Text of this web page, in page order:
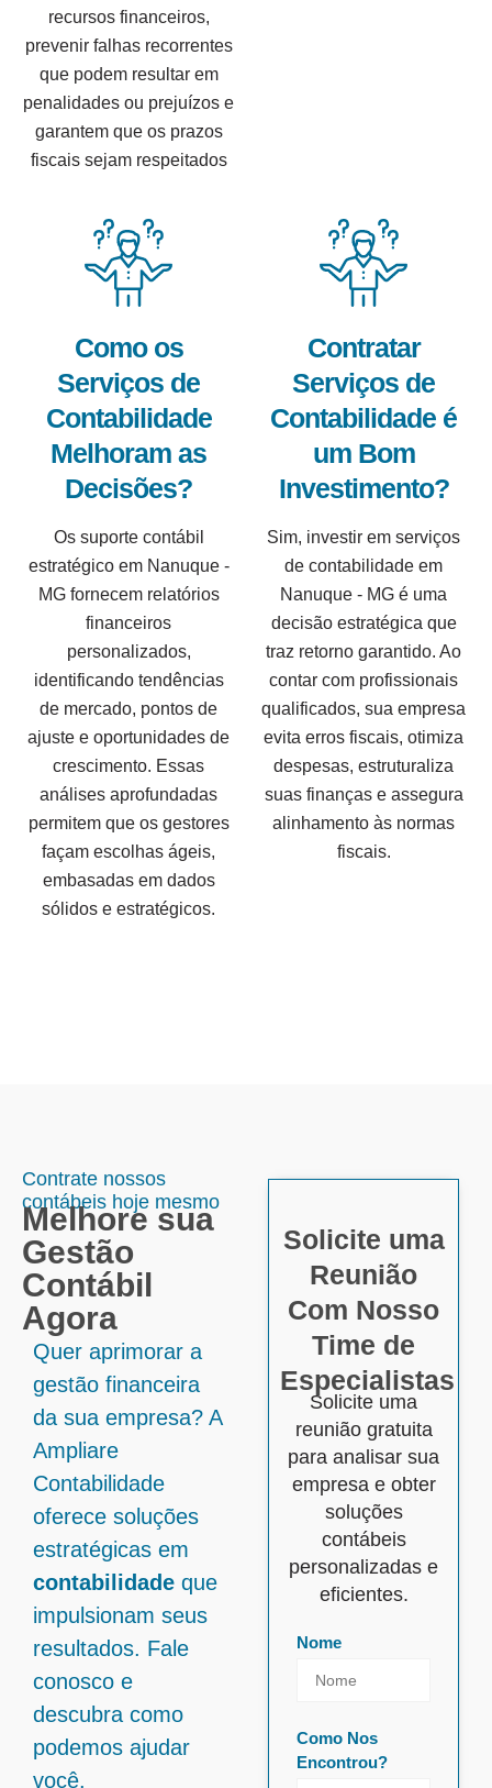
recursos financeiros,
prevenir falhas recorrentes
que podem resultar em
penalidades ou prejuízos e
garantem que os prazos
fiscais sejam respeitados
Como os
Serviços de
Contabilidade
Melhoram as
Decisões?
Os suporte contábil
estratégico em Nanuque -
MG fornecem relatórios
financeiros
personalizados,
identificando tendências
de mercado, pontos de
ajuste e oportunidades de
crescimento. Essas
análises aprofundadas
permitem que os gestores
façam escolhas ágeis,
embasadas em dados
sólidos e estratégicos.
Contratar
Serviços de
Contabilidade é
um Bom
Investimento?
Sim, investir em serviços
de contabilidade em
Nanuque - MG é uma
decisão estratégica que
traz retorno garantido. Ao
contar com profissionais
qualificados, sua empresa
evita erros fiscais, otimiza
despesas, estruturaliza
suas finanças e assegura
alinhamento às normas
fiscais.
Contrate nossos
contábeis hoje mesmo
Melhore sua
Gestão
Contábil
Agora
Quer aprimorar a
gestão financeira
da sua empresa? A
Ampliare
Contabilidade
oferece soluções
estratégicas em
contabilidade que
impulsionam seus
resultados. Fale
conosco e
descubra como
podemos ajudar
você.
Solicite uma
Reunião
Com Nosso
Time de
Especialistas
Solicite uma
reunião gratuita
para analisar sua
empresa e obter
soluções
contábeis
personalizadas e
eficientes.
Nome
Como Nos
Encontrou?